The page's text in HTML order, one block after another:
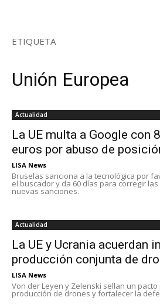
ETIQUETA
Unión Europea
Actualidad
La UE multa a Google con
euros por abuso de
LISA News
Bruselas sanciona a la tecnológica por
el buscador y da 60 días para corregir
nuevas sanciones.
Actualidad
La UE y Ucrania acuerdan
producción conjunta de
LISA News
Von der Leyen y Zelenski sellan un
producción de drones y fortalecer la